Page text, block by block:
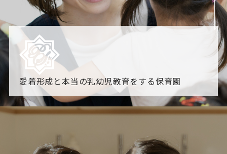
愛着形成と本当の乳幼児教育をする保育園
園からのお知らせ
「すくすく子育て」でリトルスター保育園が紹介されま